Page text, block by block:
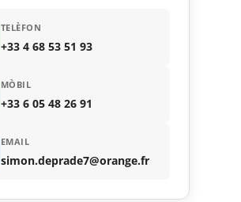
TELÈFON
+33 4 68 53 51 93
MÒBIL
+33 6 05 48 26 91
EMAIL
simon.deprade7@orange.fr